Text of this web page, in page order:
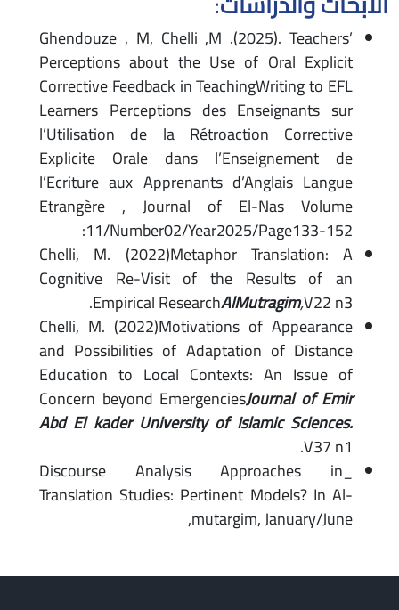
Ghendouze , M, Chelli ,M .(2025). Teachers’
Perceptions about the Use of Oral Explicit
Corrective Feedback in TeachingWriting to EFL
Learners Perceptions des Enseignants sur
l’Utilisation de la Rétroaction Corrective
Explicite Orale dans l’Enseignement de
l’Ecriture aux Apprenants d’Anglais Langue
Etrangère , Journal of El-Nas Volume
:11/Number02/Year2025/Page133-152
Chelli, M. (2022)Metaphor Translation: A
Cognitive Re-Visit of the Results of an
Empirical ResearchAlMutragim,V22 n3.
Chelli, M. (2022)Motivations of Appearance
and Possibilities of Adaptation of Distance
Education to Local Contexts: An Issue of
Concern beyond EmergenciesJournal of Emir
Abd El kader University of Islamic Sciences.
V37 n1.
_Discourse Analysis Approaches in
Translation Studies: Pertinent Models? In Al-
mutargim, January/June,